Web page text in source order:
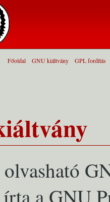
Főoldal GNU kiáltvány GPL fordítás
olvasható
írta a GNU